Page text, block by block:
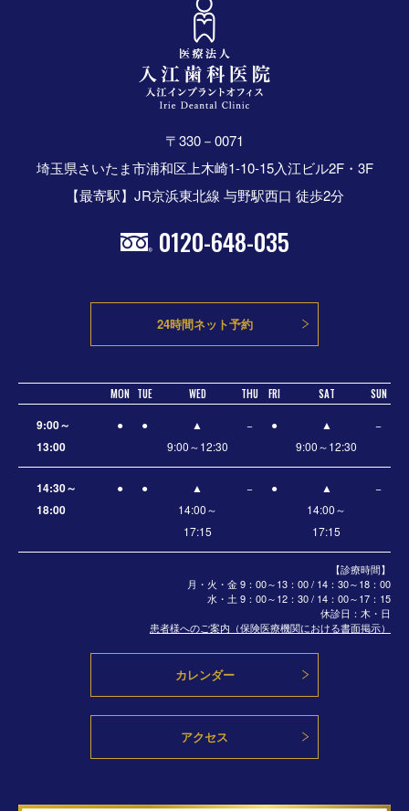
〒330－0071
埼玉県さいたま市浦和区上木崎1-10-15入江ビル2F・3F
【最寄駅】JR京浜東北線 与野駅西口 徒歩2分
0120-648-035
24時間ネット予約
MON TUE WED THU FRI SAT SUN
【診療時間】
月・火・金 9：00～13：00 / 14：30～18：00
水・土 9：00～12：30 / 14：00～17：15
休診日：木・日
患者様へのご案内（保険医療機関における書面掲示）
9:00～
13:00
● ●
▲
9:00～12:30
− ●
▲
9:00～12:30
−
14:30～
18:00
● ●
▲
14:00～
17:15
− ●
▲
14:00～
17:15
−
カレンダー
アクセス